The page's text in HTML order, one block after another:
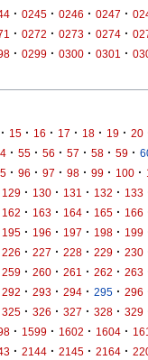
· 0245 · 0246 · 0247 ·
· 0272 · 0273 · 0274 ·
· 0299 · 0300 · 0301 ·
· 15 · 16 · 17 · 18 · 19 · 20
· 55 · 56 · 57 · 58 · 59 ·
· 96 · 97 · 98 · 99 · 100 ·
129 · 130 · 131 · 132 · 133
162 · 163 · 164 · 165 · 166
195 · 196 · 197 · 198 · 199
226 · 227 · 228 · 229 · 230
259 · 260 · 261 · 262 · 263
292 · 293 · 294 · 295 · 296
325 · 326 · 327 · 328 · 329
· 1599 · 1602 · 1604 ·
· 2144 · 2145 · 2164 ·